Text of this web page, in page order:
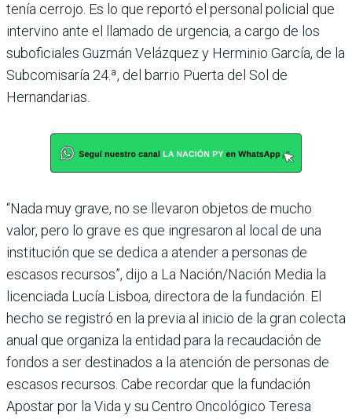
tenía cerrojo. Es lo que reportó el personal policial que
intervino ante el llamado de urgencia, a cargo de los
suboficiales Guzmán Velázquez y Herminio García, de la
Subcomisaría 24.ª, del barrio Puerta del Sol de
Hernandarias.
“Nada muy grave, no se llevaron objetos de mucho
valor, pero lo grave es que ingresaron al local de una
institución que se dedica a atender a personas de
escasos recursos”, dijo a La Nación/Nación Media la
licenciada Lucía Lisboa, directora de la fundación. El
hecho se registró en la previa al inicio de la gran colecta
anual que organiza la entidad para la recaudación de
fondos a ser destinados a la atención de personas de
escasos recursos. Cabe recordar que la fundación
Apostar por la Vida y su Centro Oncológico Teresa